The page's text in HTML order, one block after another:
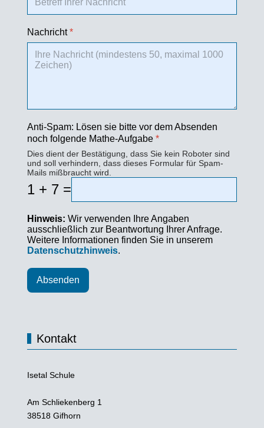
Nachricht*
Anti-Spam: Lösen sie bitte vor dem Absenden
noch folgende Mathe-Aufgabe*
Dies dient der Bestätigung, dass Sie kein Roboter sind
und soll verhindern, dass dieses Formular für Spam-
Mails mißbraucht wird.
1 + 7 =
Hinweis: Wir verwenden Ihre Angaben
ausschließlich zur Beantwortung Ihrer Anfrage.
Weitere Informationen finden Sie in unserem
Datenschutzhinweis.
Absenden
Kontakt
Isetal Schule
Am Schliekenberg 1
38518 Gifhorn